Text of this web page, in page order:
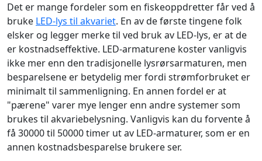
Det er mange fordeler som en fiskeoppdretter får ved å
bruke LED-lys til akvariet. En av de første tingene folk
elsker og legger merke til ved bruk av LED-lys, er at de
er kostnadseffektive. LED-armaturene koster vanligvis
ikke mer enn den tradisjonelle lysrørsarmaturen, men
besparelsene er betydelig mer fordi strømforbruket er
minimalt til sammenligning. En annen fordel er at
"pærene" varer mye lenger enn andre systemer som
brukes til akvariebelysning. Vanligvis kan du forvente å
få 30000 til 50000 timer ut av LED-armaturer, som er en
annen kostnadsbesparelse brukere ser.